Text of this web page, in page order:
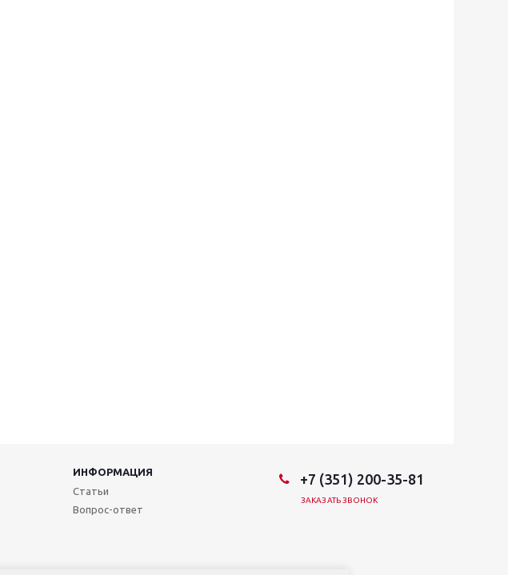
ИНФОРМАЦИЯ
Статьи
Вопрос-ответ
+7 (351) 200-35-81
ЗАКАЗАТЬ ЗВОНОК